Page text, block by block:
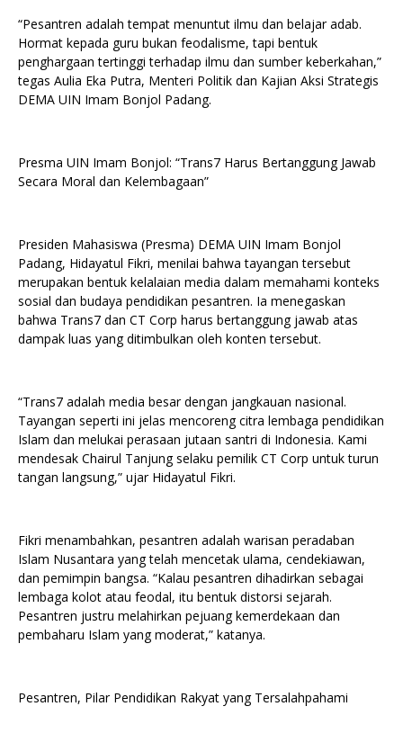
“Pesantren adalah tempat menuntut ilmu dan belajar adab.
Hormat kepada guru bukan feodalisme, tapi bentuk
penghargaan tertinggi terhadap ilmu dan sumber keberkahan,”
tegas Aulia Eka Putra, Menteri Politik dan Kajian Aksi Strategis
DEMA UIN Imam Bonjol Padang.
Presma UIN Imam Bonjol: “Trans7 Harus Bertanggung Jawab
Secara Moral dan Kelembagaan”
Presiden Mahasiswa (Presma) DEMA UIN Imam Bonjol
Padang, Hidayatul Fikri, menilai bahwa tayangan tersebut
merupakan bentuk kelalaian media dalam memahami konteks
sosial dan budaya pendidikan pesantren. Ia menegaskan
bahwa Trans7 dan CT Corp harus bertanggung jawab atas
dampak luas yang ditimbulkan oleh konten tersebut.
“Trans7 adalah media besar dengan jangkauan nasional.
Tayangan seperti ini jelas mencoreng citra lembaga pendidikan
Islam dan melukai perasaan jutaan santri di Indonesia. Kami
mendesak Chairul Tanjung selaku pemilik CT Corp untuk turun
tangan langsung,” ujar Hidayatul Fikri.
Fikri menambahkan, pesantren adalah warisan peradaban
Islam Nusantara yang telah mencetak ulama, cendekiawan,
dan pemimpin bangsa. “Kalau pesantren dihadirkan sebagai
lembaga kolot atau feodal, itu bentuk distorsi sejarah.
Pesantren justru melahirkan pejuang kemerdekaan dan
pembaharu Islam yang moderat,” katanya.
Pesantren, Pilar Pendidikan Rakyat yang Tersalahpahami